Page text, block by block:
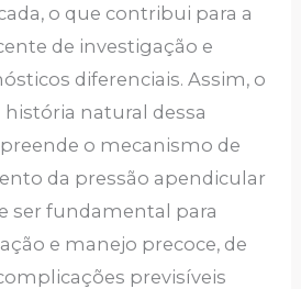
o que contribui para a
de investigação e
diferenciais. Assim, o
natural dessa
o mecanismo de
da pressão apendicular
ser fundamental para
e manejo precoce, de
previsíveis